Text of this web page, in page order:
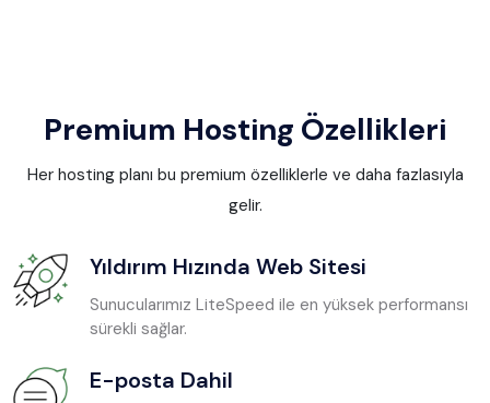
Premium Hosting Özellikleri
Her hosting planı bu premium özelliklerle ve daha fazlasıyla
gelir.
Yıldırım Hızında Web Sitesi
Sunucularımız LiteSpeed ile en yüksek performansı
sürekli sağlar.
E-posta Dahil